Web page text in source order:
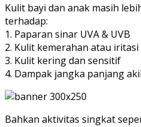
Kulit bayi dan anak masih
terhadap:
1. Paparan sinar UVA & UVB
2. Kulit kemerahan atau iritasi
3. Kulit kering dan sensitif
4. Dampak jangka panjang
Bahkan aktivitas singkat